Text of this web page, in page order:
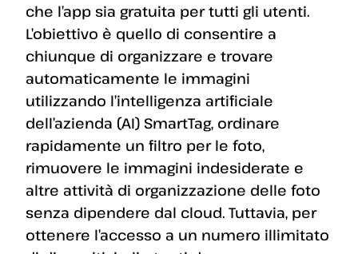
che l’app sia gratuita per tutti gli utenti.
L’obiettivo è quello di consentire a
chiunque di organizzare e trovare
automaticamente le immagini
utilizzando l’intelligenza artificiale
dell’azienda (AI) SmartTag, ordinare
rapidamente un filtro per le foto,
rimuovere le immagini indesiderate e
altre attività di organizzazione delle foto
senza dipendere dal cloud. Tuttavia, per
ottenere l’accesso a un numero illimitato